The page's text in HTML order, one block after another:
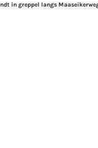
in greppel langs